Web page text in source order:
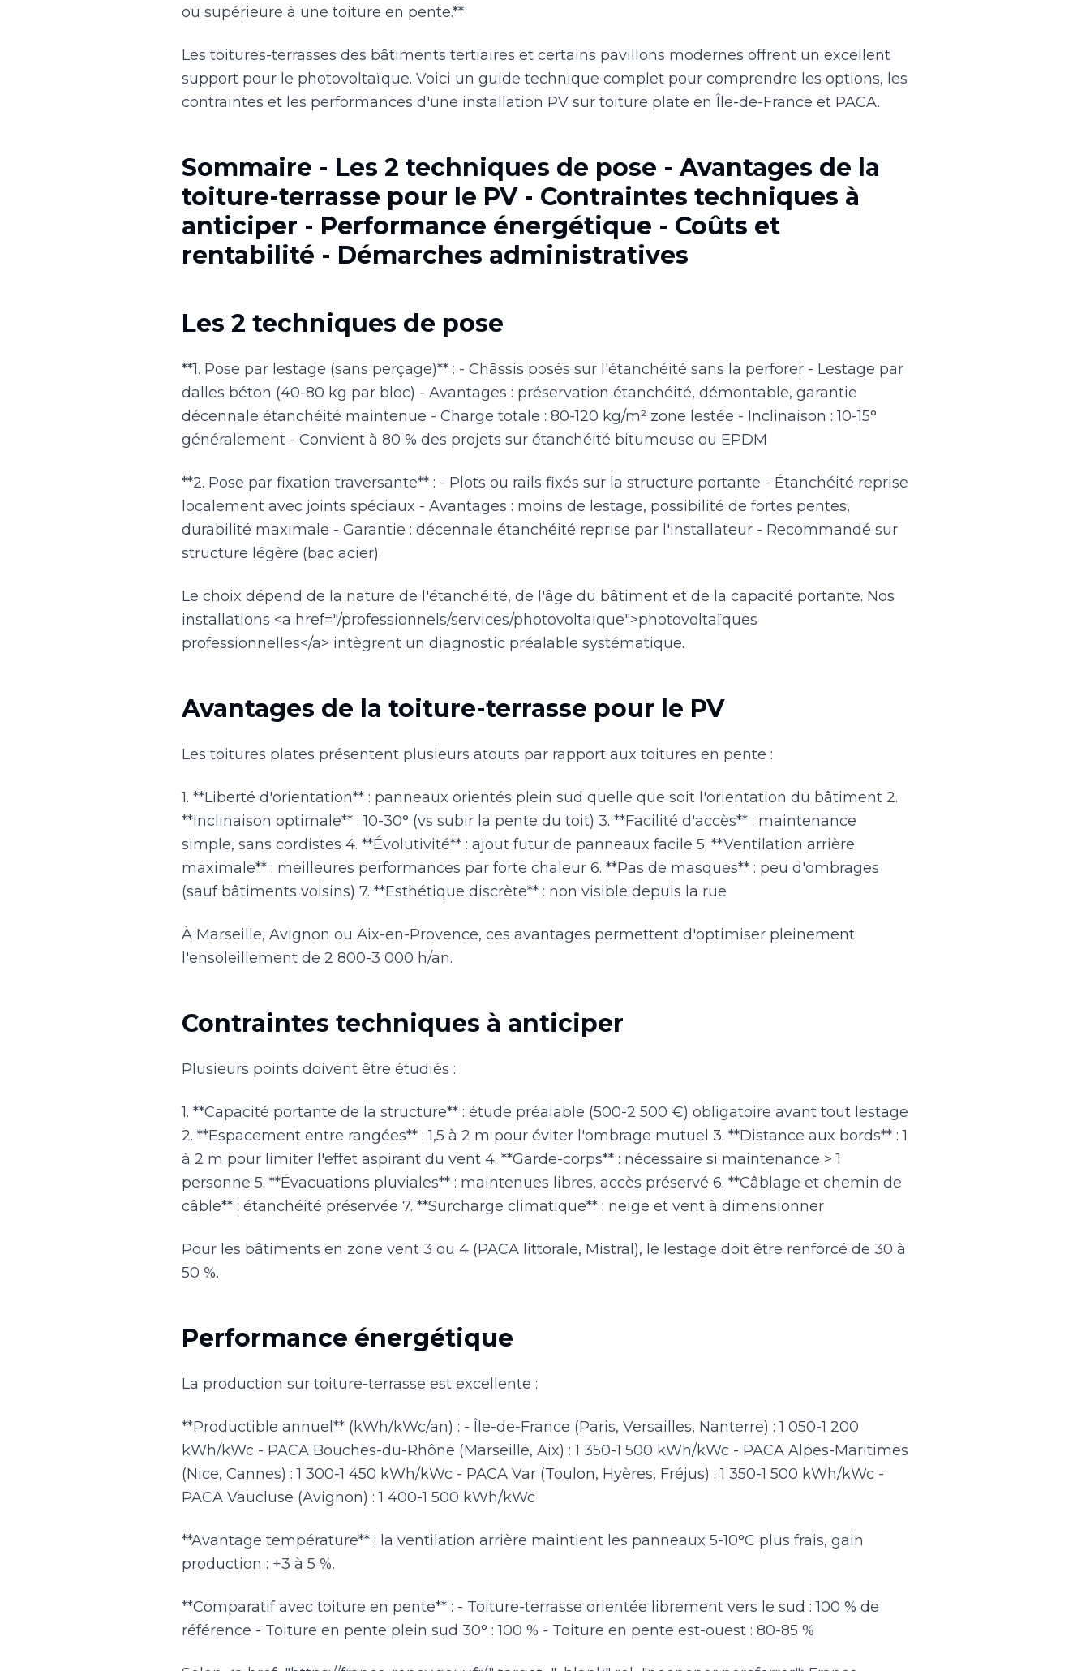
ou supérieure à une toiture en pente.**
Les toitures-terrasses des bâtiments tertiaires et certains pavillons modernes offrent un excellent
support pour le photovoltaïque. Voici un guide technique complet pour comprendre les options, les
contraintes et les performances d'une installation PV sur toiture plate en Île-de-France et PACA.
Sommaire - Les 2 techniques de pose - Avantages de la
toiture-terrasse pour le PV - Contraintes techniques à
anticiper - Performance énergétique - Coûts et
rentabilité - Démarches administratives
Les 2 techniques de pose
**1. Pose par lestage (sans perçage)** : - Châssis posés sur l'étanchéité sans la perforer - Lestage par
dalles béton (40-80 kg par bloc) - Avantages : préservation étanchéité, démontable, garantie
décennale étanchéité maintenue - Charge totale : 80-120 kg/m² zone lestée - Inclinaison : 10-15°
généralement - Convient à 80 % des projets sur étanchéité bitumeuse ou EPDM
**2. Pose par fixation traversante** : - Plots ou rails fixés sur la structure portante - Étanchéité reprise
localement avec joints spéciaux - Avantages : moins de lestage, possibilité de fortes pentes,
durabilité maximale - Garantie : décennale étanchéité reprise par l'installateur - Recommandé sur
structure légère (bac acier)
Le choix dépend de la nature de l'étanchéité, de l'âge du bâtiment et de la capacité portante. Nos
installations <a href="/professionnels/services/photovoltaique">photovoltaïques
professionnelles</a> intègrent un diagnostic préalable systématique.
Avantages de la toiture-terrasse pour le PV
Les toitures plates présentent plusieurs atouts par rapport aux toitures en pente :
1. **Liberté d'orientation** : panneaux orientés plein sud quelle que soit l'orientation du bâtiment 2.
**Inclinaison optimale** : 10-30° (vs subir la pente du toit) 3. **Facilité d'accès** : maintenance
simple, sans cordistes 4. **Évolutivité** : ajout futur de panneaux facile 5. **Ventilation arrière
maximale** : meilleures performances par forte chaleur 6. **Pas de masques** : peu d'ombrages
(sauf bâtiments voisins) 7. **Esthétique discrète** : non visible depuis la rue
À Marseille, Avignon ou Aix-en-Provence, ces avantages permettent d'optimiser pleinement
l'ensoleillement de 2 800-3 000 h/an.
Contraintes techniques à anticiper
Plusieurs points doivent être étudiés :
1. **Capacité portante de la structure** : étude préalable (500-2 500 €) obligatoire avant tout lestage
2. **Espacement entre rangées** : 1,5 à 2 m pour éviter l'ombrage mutuel 3. **Distance aux bords** : 1
à 2 m pour limiter l'effet aspirant du vent 4. **Garde-corps** : nécessaire si maintenance > 1
personne 5. **Évacuations pluviales** : maintenues libres, accès préservé 6. **Câblage et chemin de
câble** : étanchéité préservée 7. **Surcharge climatique** : neige et vent à dimensionner
Pour les bâtiments en zone vent 3 ou 4 (PACA littorale, Mistral), le lestage doit être renforcé de 30 à
50 %.
Performance énergétique
La production sur toiture-terrasse est excellente :
**Productible annuel** (kWh/kWc/an) : - Île-de-France (Paris, Versailles, Nanterre) : 1 050-1 200
kWh/kWc - PACA Bouches-du-Rhône (Marseille, Aix) : 1 350-1 500 kWh/kWc - PACA Alpes-Maritimes
(Nice, Cannes) : 1 300-1 450 kWh/kWc - PACA Var (Toulon, Hyères, Fréjus) : 1 350-1 500 kWh/kWc -
PACA Vaucluse (Avignon) : 1 400-1 500 kWh/kWc
**Avantage température** : la ventilation arrière maintient les panneaux 5-10°C plus frais, gain
production : +3 à 5 %.
**Comparatif avec toiture en pente** : - Toiture-terrasse orientée librement vers le sud : 100 % de
référence - Toiture en pente plein sud 30° : 100 % - Toiture en pente est-ouest : 80-85 %